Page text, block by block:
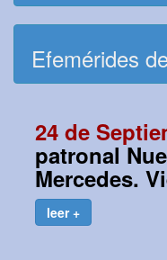
Efemérides
24 de
patronal
Mercedes.
leer +